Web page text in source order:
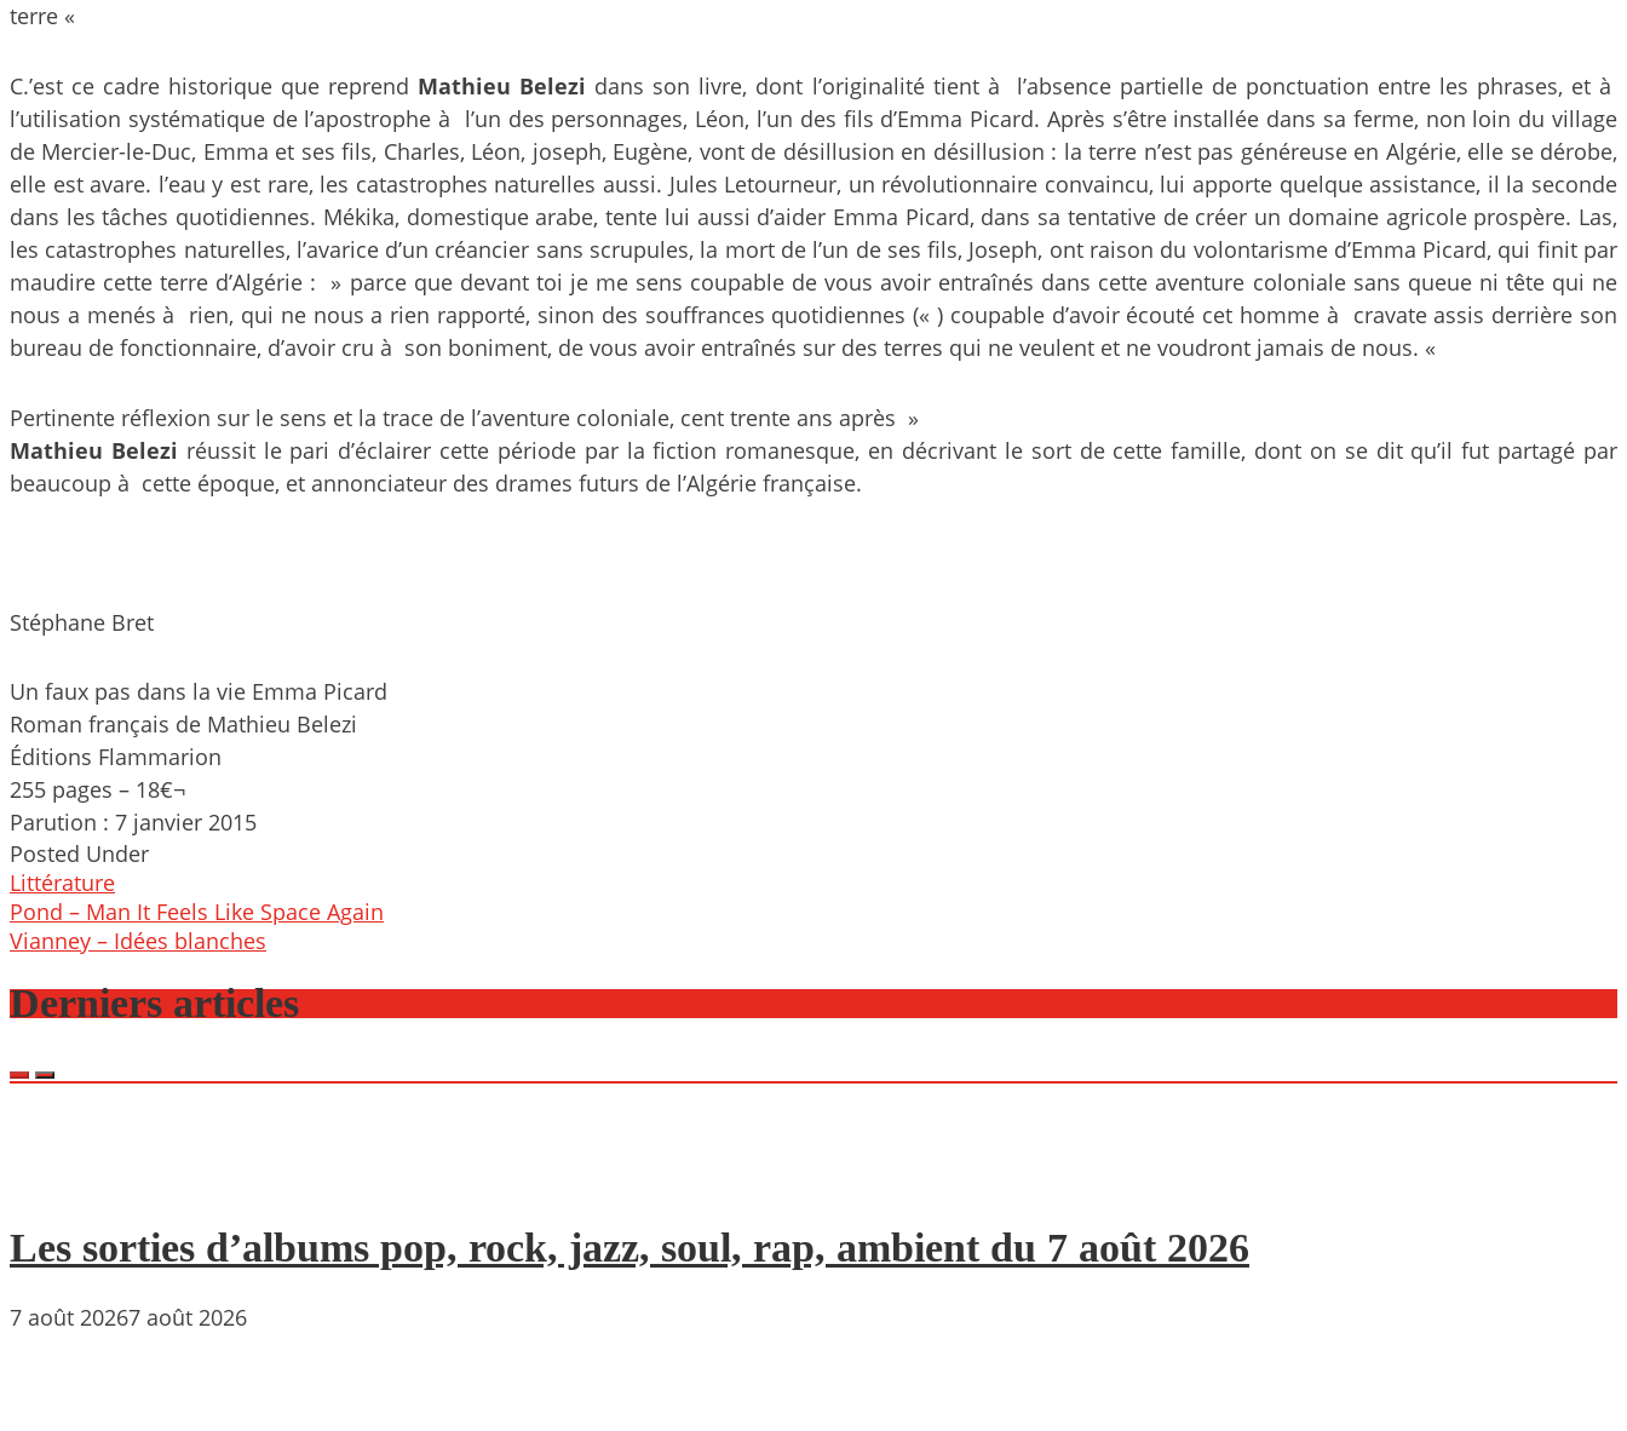
terre «
C.’est ce cadre historique que reprend Mathieu Belezi dans son livre, dont l’originalité tient à l’absence partielle de ponctuation entre les phrases, et à
l’utilisation systématique de l’apostrophe à l’un des personnages, Léon, l’un des fils d’Emma Picard. Après s’être installée dans sa ferme, non loin du village
de Mercier-le-Duc, Emma et ses fils, Charles, Léon, joseph, Eugène, vont de désillusion en désillusion : la terre n’est pas généreuse en Algérie, elle se dérobe,
elle est avare. l’eau y est rare, les catastrophes naturelles aussi. Jules Letourneur, un révolutionnaire convaincu, lui apporte quelque assistance, il la seconde
dans les tâches quotidiennes. Mékika, domestique arabe, tente lui aussi d’aider Emma Picard, dans sa tentative de créer un domaine agricole prospère. Las,
les catastrophes naturelles, l’avarice d’un créancier sans scrupules, la mort de l’un de ses fils, Joseph, ont raison du volontarisme d’Emma Picard, qui finit par
maudire cette terre d’Algérie : » parce que devant toi je me sens coupable de vous avoir entraînés dans cette aventure coloniale sans queue ni tête qui ne
nous a menés à rien, qui ne nous a rien rapporté, sinon des souffrances quotidiennes (« ) coupable d’avoir écouté cet homme à cravate assis derrière son
bureau de fonctionnaire, d’avoir cru à son boniment, de vous avoir entraînés sur des terres qui ne veulent et ne voudront jamais de nous. «
Pertinente réflexion sur le sens et la trace de l’aventure coloniale, cent trente ans après »
Mathieu Belezi réussit le pari d’éclairer cette période par la fiction romanesque, en décrivant le sort de cette famille, dont on se dit qu’il fut partagé par
beaucoup à cette époque, et annonciateur des drames futurs de l’Algérie française.
Stéphane Bret
Un faux pas dans la vie Emma Picard
Roman français de Mathieu Belezi
Éditions Flammarion
255 pages – 18€¬
Parution : 7 janvier 2015
Posted Under
Littérature
Post
navigation
Pond – Man It Feels Like Space Again
Vianney – Idées blanches
Derniers articles
Les sorties d’albums pop, rock, jazz, soul, rap, ambient du 7 août 2026
7 août 20267 août 2026